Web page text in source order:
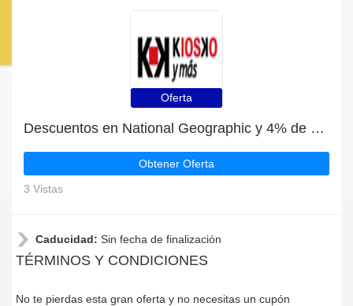
Oferta
Descuentos en National Geographic y 4% de descuento
Obtener Oferta
3 Vistas
Caducidad: Sin fecha de finalización
TÉRMINOS Y CONDICIONES
No te pierdas esta gran oferta y no necesitas un cupón